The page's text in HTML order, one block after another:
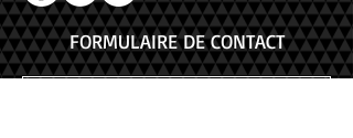
FORMULAIRE DE CONTACT